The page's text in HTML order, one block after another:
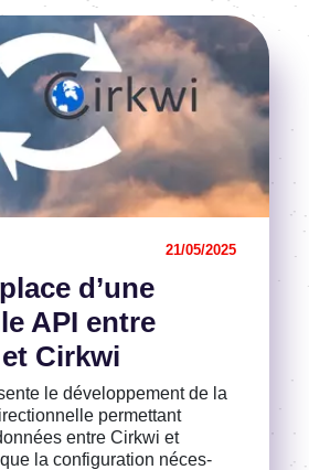
d’une
API entre
Cirkwi
21/05/2025
le déve­lop­pe­ment de la
permet­tant
entre Cirkwi et
la confi­gu­ra­tion néces­